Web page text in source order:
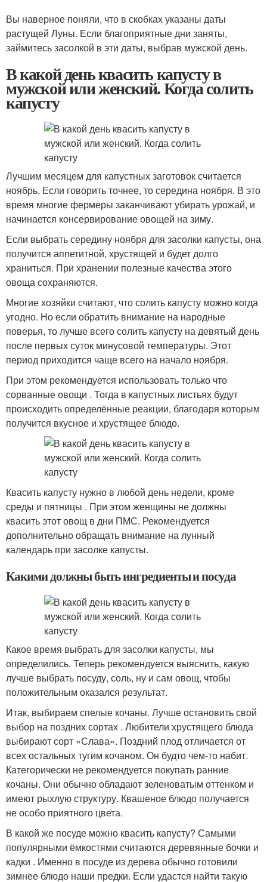
Вы наверное поняли, что в скобках указаны даты
растущей Луны. Если благоприятные дни заняты,
займитесь засолкой в эти даты, выбрав мужской день.
В какой день квасить капусту в
мужской или женский. Когда солить
капусту
Лучшим месяцем для капустных заготовок считается
ноябрь. Если говорить точнее, то середина ноября. В это
время многие фермеры заканчивают убирать урожай, и
начинается консервирование овощей на зиму.
Если выбрать середину ноября для засолки капусты, она
получится аппетитной, хрустящей и будет долго
храниться. При хранении полезные качества этого
овоща сохраняются.
Многие хозяйки считают, что солить капусту можно когда
угодно. Но если обратить внимание на народные
поверья, то лучше всего солить капусту на девятый день
после первых суток минусовой температуры. Этот
период приходится чаще всего на начало ноября.
При этом рекомендуется использовать только что
сорванные овощи . Тогда в капустных листьях будут
происходить определённые реакции, благодаря которым
получится вкусное и хрустящее блюдо.
Квасить капусту нужно в любой день недели, кроме
среды и пятницы . При этом женщины не должны
квасить этот овощ в дни ПМС. Рекомендуется
дополнительно обращать внимание на лунный
календарь при засолке капусты.
Какими должны быть ингредиенты и посуда
Какое время выбрать для засолки капусты, мы
определились. Теперь рекомендуется выяснить, какую
лучше выбрать посуду, соль, ну и сам овощ, чтобы
положительным оказался результат.
Итак, выбираем спелые кочаны. Лучше остановить свой
выбор на поздних сортах . Любители хрустящего блюда
выбирают сорт «Слава». Поздний плод отличается от
всех остальных тугим кочаном. Он будто чем-то набит.
Категорически не рекомендуется покупать ранние
кочаны. Они обычно обладают зеленоватым оттенком и
имеют рыхлую структуру. Квашеное блюдо получается
не особо приятного цвета.
В какой же посуде можно квасить капусту? Самыми
популярными ёмкостями считаются деревянные бочки и
кадки . Именно в посуде из дерева обычно готовили
зимнее блюдо наши предки. Если удастся найти такую